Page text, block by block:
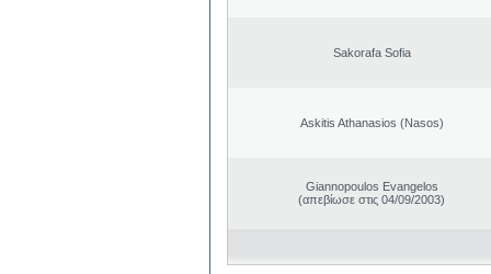
Sakorafa Sofia
Askitis Athanasios (Nasos)
Giannopoulos Evangelos
(απεβίωσε στις 04/09/2003)